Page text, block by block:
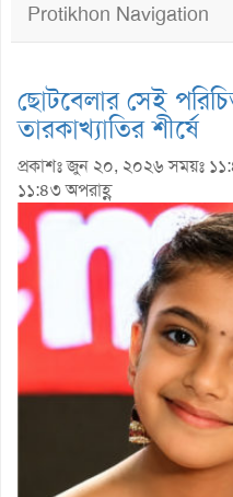
Protikhon Navigation
ছোটবেলার সেই
তারকাখ্যাতির শীর্ষে
প্রকাশঃ জুন ২০, ২০২৬ সময়ঃ
১১:৪৩ অপরাহ্ণ